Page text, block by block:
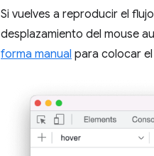
Si vuelves a reproducir el
desplazamiento del mouse
forma manual para colocar